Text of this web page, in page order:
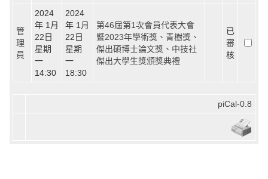
管
理
員
2024
年 1月
22日
星期
一
14:30
2024
年 1月
22日
星期
一
18:30
第46屆第1次會員代表大會
暨2023年學術獎、青樹獎、
傑出碩博士論文獎、中技社
傑出大學生獎頒獎典禮
已
審
核
piCal-0.8